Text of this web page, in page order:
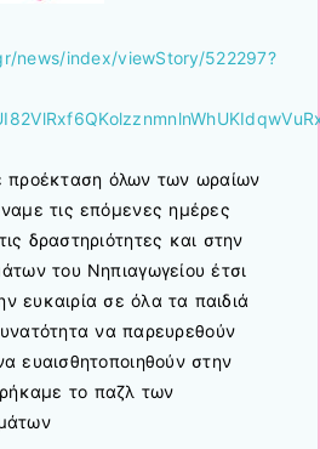
news/index/viewStory/522297?
προέκταση όλων των ωραίων
τις επόμενες ημέρες
δραστηριότητες και στην
του Νηπιαγωγείου έτσι
ευκαιρία σε όλα τα παιδιά
να παρευρεθούν
ευαισθητοποιηθούν στην
το παζλ των